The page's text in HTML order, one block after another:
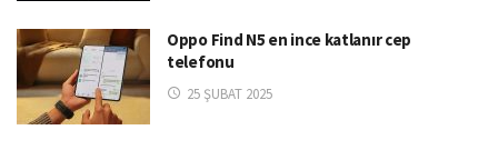
Oppo Find N5 en ince katlanır cep
telefonu
25 ŞUBAT 2025